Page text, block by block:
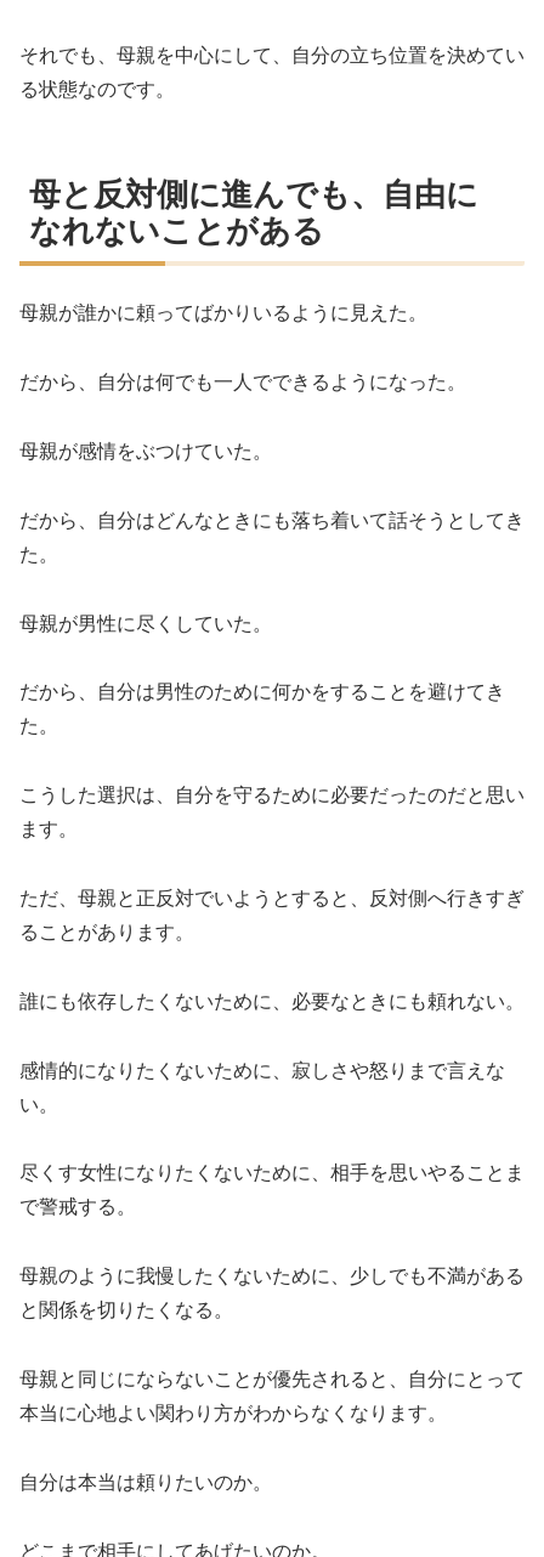
それでも、母親を中心にして、自分の立ち位置を決めてい
る状態なのです。
母と反対側に進んでも、自由に
なれないことがある
母親が誰かに頼ってばかりいるように見えた。
だから、自分は何でも一人でできるようになった。
母親が感情をぶつけていた。
だから、自分はどんなときにも落ち着いて話そうとしてき
た。
母親が男性に尽くしていた。
だから、自分は男性のために何かをすることを避けてき
た。
こうした選択は、自分を守るために必要だったのだと思い
ます。
ただ、母親と正反対でいようとすると、反対側へ行きすぎ
ることがあります。
誰にも依存したくないために、必要なときにも頼れない。
感情的になりたくないために、寂しさや怒りまで言えな
い。
尽くす女性になりたくないために、相手を思いやることま
で警戒する。
母親のように我慢したくないために、少しでも不満がある
と関係を切りたくなる。
母親と同じにならないことが優先されると、自分にとって
本当に心地よい関わり方がわからなくなります。
自分は本当は頼りたいのか。
どこまで相手にしてあげたいのか。